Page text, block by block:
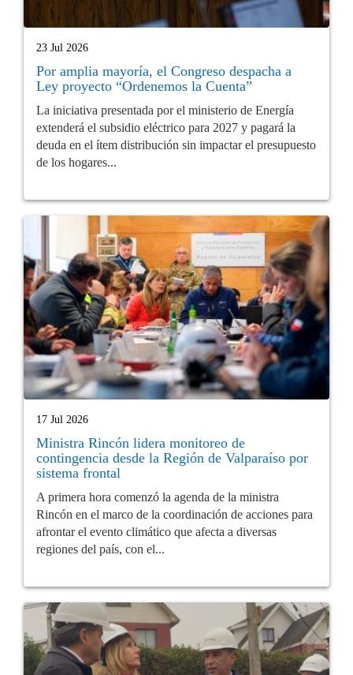
23 Jul 2026
Por amplia mayoría, el Congreso despacha a
Ley proyecto “Ordenemos la Cuenta”
La iniciativa presentada por el ministerio de Energía
extenderá el subsidio eléctrico para 2027 y pagará la
deuda en el ítem distribución sin impactar el presupuesto
de los hogares...
17 Jul 2026
Ministra Rincón lidera monitoreo de
contingencia desde la Región de Valparaíso por
sistema frontal
A primera hora comenzó la agenda de la ministra
Rincón en el marco de la coordinación de acciones para
afrontar el evento climático que afecta a diversas
regiones del país, con el...